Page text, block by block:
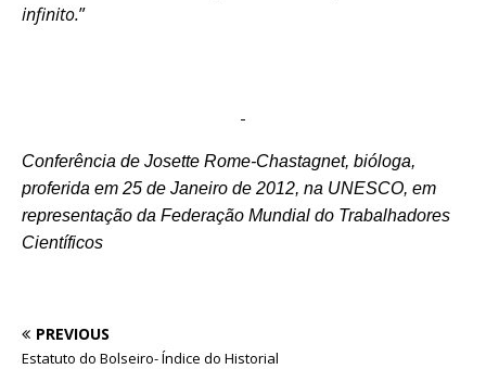
infinito.”
Conferência de Josette Rome-Chastagnet, bióloga,
proferida em 25 de Janeiro de 2012, na UNESCO, em
representação da Federação Mundial do Trabalhadores
Científicos
PREVIOUS
Estatuto do Bolseiro- Índice do Historial